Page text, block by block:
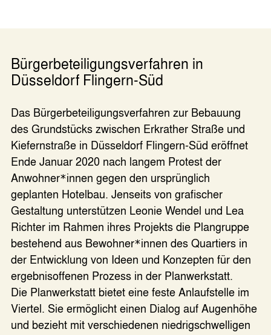
Bürgerbeteiligungsverfahren in
Düsseldorf Flingern-Süd
Das Bürgerbeteiligungsverfahren zur Bebauung
des Grundstücks zwischen Erkrather Straße und
Kiefernstraße in Düsseldorf Flingern-Süd eröffnet
Ende Januar 2020 nach langem Protest der
Anwohner*innen gegen den ursprünglich
geplanten Hotelbau. Jenseits von grafischer
Gestaltung unterstützen Leonie Wendel und Lea
Richter im Rahmen ihres Projekts die Plangruppe
bestehend aus Bewohner*innen des Quartiers in
der Entwicklung von Ideen und Konzepten für den
ergebnisoffenen Prozess in der Planwerkstatt.
Die Planwerkstatt bietet eine feste Anlaufstelle im
Viertel. Sie ermöglicht einen Dialog auf Augenhöhe
und bezieht mit verschiedenen niedrigschwelligen